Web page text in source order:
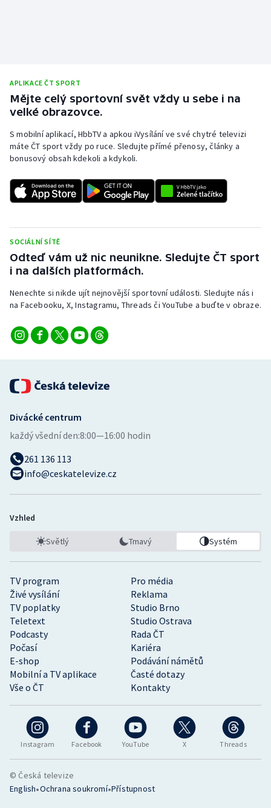
Vodní slalom
Volejbal
Ostatní
APLIKACE ČT SPORT
Mějte celý sportovní svět vždy u sebe i na
velké obrazovce.
S mobilní aplikací, HbbTV a apkou iVysílání ve své chytré televizi
máte ČT sport vždy po ruce. Sledujte přímé přenosy, články a
bonusový obsah kdekoli a kdykoli.
SOCIÁLNÍ SÍTĚ
Odteď vám už nic neunikne. Sledujte ČT sport
i na dalších platformách.
Nenechte si nikde ujít nejnovější sportovní události. Sledujte nás i
na Facebooku, X, Instagramu, Threads či YouTube a buďte v obraze.
Instagram Facebook YouTube X Threads
TV program
Pro média
Živé vysílání
Reklama
TV poplatky
Studio Brno
Teletext
Studio Ostrava
Podcasty
Rada ČT
Počasí
Kariéra
E-shop
Podávání námětů
Mobilní a TV aplikace
Časté dotazy
Vše o ČT
Kontakty
Divácké centrum
každý všední den:8:00—16:00 hodin
261 136 113
info@ceskatelevize.cz
Vzhled
Světlý Tmavý Systém
© Česká televize
English•Ochrana soukromí•Přístupnost